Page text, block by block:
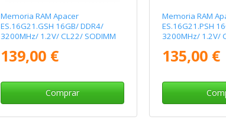
Memoria RAM Apacer
ES.16G21.GSH 16GB/ DDR4/
3200MHz/ 1.2V/ CL22/ SODIMM
139,00 €
Comprar
Memoria RAM
ES.16G21.PSH
3200MHz/ 1.2V/
135,00 €